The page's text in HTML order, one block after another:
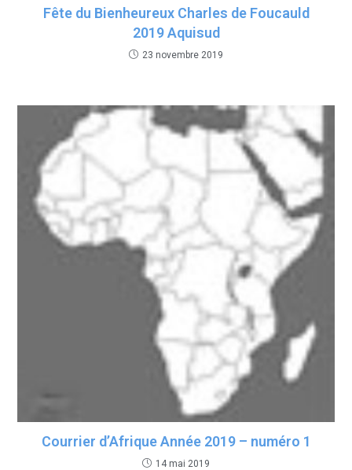
Fête du Bienheureux Charles de Foucauld
2019 Aquisud
23 novembre 2019
Courrier d’Afrique Année 2019 – numéro 1
14 mai 2019